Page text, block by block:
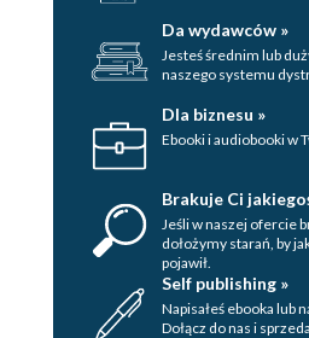
Da wydawców »
Jesteś średnim lub
naszego systemu
Dla biznesu »
Ebooki i audiobooki w
Brakuje Ci
Jeśli w naszej ofercie
dołożymy starań, by
pojawił.
Self publishing »
Napisałeś ebooka lub
Dołącz do nas i